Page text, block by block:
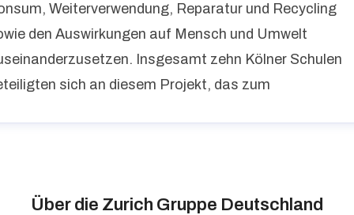
Weiterverwendung, Reparatur und Recycling
den Auswirkungen auf Mensch und Umwelt
Insgesamt zehn Kölner Schulen
sich an diesem Projekt, das zum
Über die Zurich Gruppe Deutschland